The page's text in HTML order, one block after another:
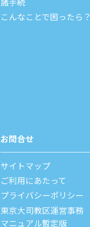
こんなことで困ったら？
お問合せ
サイトマップ
ご利⽤にあたって
プライバシーポリシー
東京大司教区運営事務
マニュアル暫定版